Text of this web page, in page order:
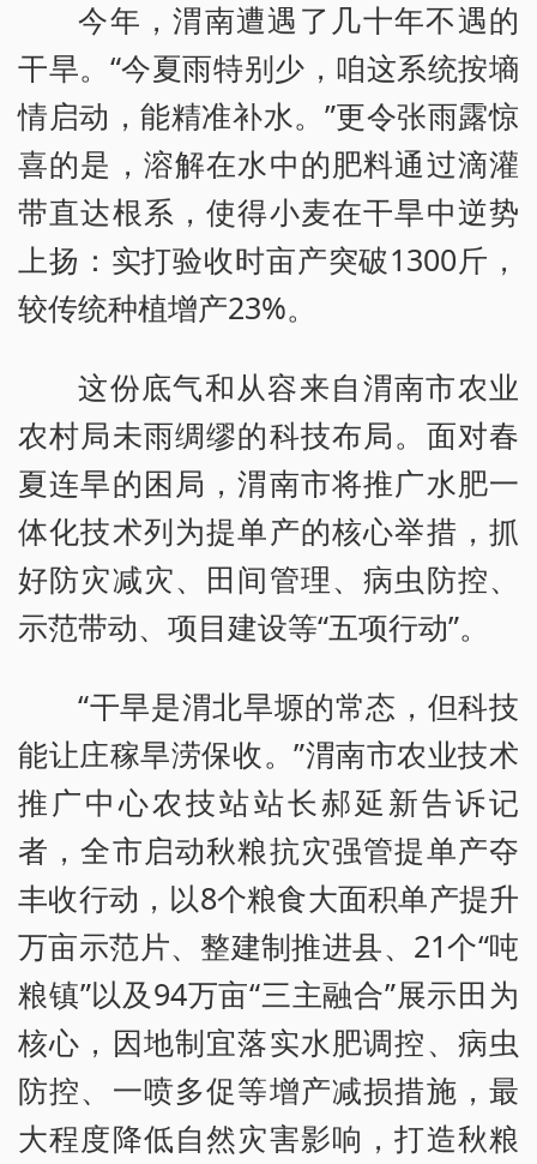
今年，渭南遭遇了几十年不遇的
干旱。“今夏雨特别少，咱这系统按墒
情启动，能精准补水。”更令张雨露惊
喜的是，溶解在水中的肥料通过滴灌
带直达根系，使得小麦在干旱中逆势
上扬：实打验收时亩产突破1300斤，
较传统种植增产23%。
这份底气和从容来自渭南市农业
农村局未雨绸缪的科技布局。面对春
夏连旱的困局，渭南市将推广水肥一
体化技术列为提单产的核心举措，抓
好防灾减灾、田间管理、病虫防控、
示范带动、项目建设等“五项行动”。
“干旱是渭北旱塬的常态，但科技
能让庄稼旱涝保收。”渭南市农业技术
推广中心农技站站长郝延新告诉记
者，全市启动秋粮抗灾强管提单产夺
丰收行动，以8个粮食大面积单产提升
万亩示范片、整建制推进县、21个“吨
粮镇”以及94万亩“三主融合”展示田为
核心，因地制宜落实水肥调控、病虫
防控、一喷多促等增产减损措施，最
大程度降低自然灾害影响，打造秋粮